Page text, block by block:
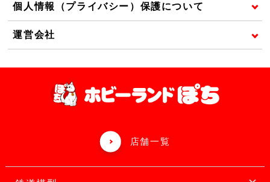
個人情報（プライバシー）保護について
運営会社
店舗一覧